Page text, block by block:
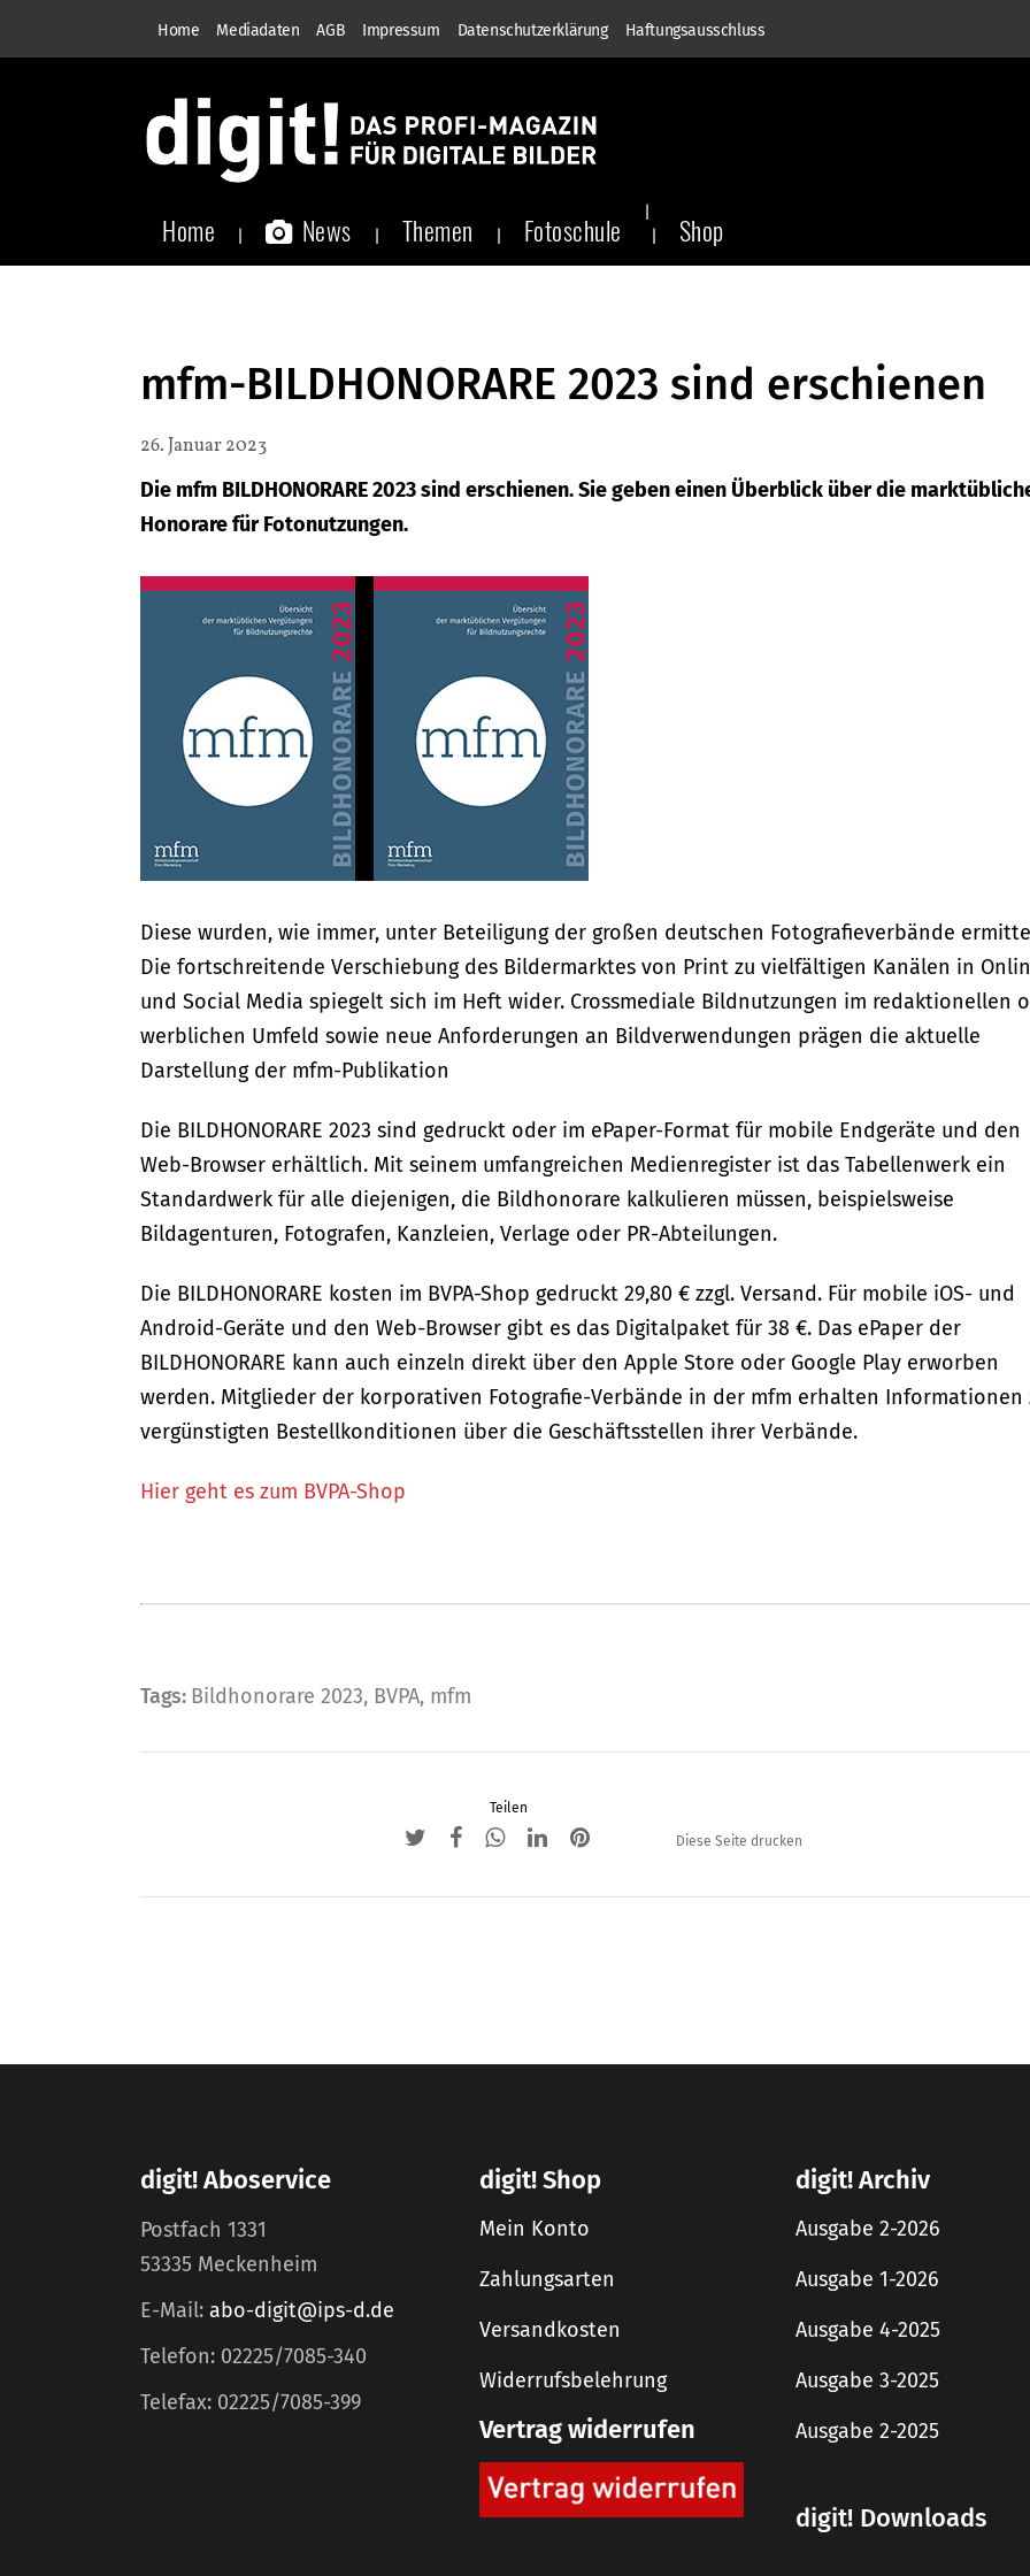
Home Mediadaten AGB Impressum Datenschutzerklärung Haftungsausschluss
Home News Themen Fotoschule Shop
mfm-BILDHONORARE 2023 sind erschienen
26. Januar 2023
Die mfm BILDHONORARE 2023 sind erschienen. Sie geben einen Überblick über die
Honorare für Fotonutzungen.
Diese wurden, wie immer, unter Beteiligung der großen deutschen Fotografieverbände
Die fortschreitende Verschiebung des Bildermarktes von Print zu vielfältigen Kanälen in
und Social Media spiegelt sich im Heft wider. Crossmediale Bildnutzungen im redaktionellen
werblichen Umfeld sowie neue Anforderungen an Bildverwendungen prägen die aktuelle
Darstellung der mfm-Publikation
Die BILDHONORARE 2023 sind gedruckt oder im ePaper-Format für mobile Endgeräte und den
Web-Browser erhältlich. Mit seinem umfangreichen Medienregister ist das Tabellenwerk ein
Standardwerk für alle diejenigen, die Bildhonorare kalkulieren müssen, beispielsweise
Bildagenturen, Fotografen, Kanzleien, Verlage oder PR-Abteilungen.
Die BILDHONORARE kosten im BVPA-Shop gedruckt 29,80 € zzgl. Versand. Für mobile iOS- und
Android-Geräte und den Web-Browser gibt es das Digitalpaket für 38 €. Das ePaper der
BILDHONORARE kann auch einzeln direkt über den Apple Store oder Google Play erworben
werden. Mitglieder der korporativen Fotografie-Verbände in der mfm erhalten Informationen
vergünstigten Bestellkonditionen über die Geschäftsstellen ihrer Verbände.
Hier geht es zum BVPA-Shop
Tags: Bildhonorare 2023, BVPA, mfm
Teilen
Diese Seite drucken
digit! Aboservice
Postfach 1331
53335 Meckenheim
E-Mail: abo-digit@ips-d.de
Telefon: 02225/7085-340
Telefax: 02225/7085-399
digit! Shop
Mein Konto
Zahlungsarten
Versandkosten
Widerrufsbelehrung
Vertrag widerrufen
digit! Archiv
Ausgabe 2-2026
Ausgabe 1-2026
Ausgabe 4-2025
Ausgabe 3-2025
Ausgabe 2-2025
digit! Downloads